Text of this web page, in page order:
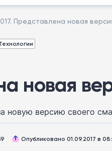
Представлена новая
новая
новую версию своего
Опубликовано 01.09.2017 в